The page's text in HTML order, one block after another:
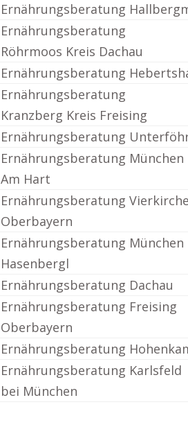
Ernährungsberatung
Ernährungsberatung
Röhrmoos Kreis Dachau
Ernährungsberatung
Ernährungsberatung
Kranzberg Kreis Freising
Ernährungsberatung
Ernährungsberatung München
Am Hart
Ernährungsberatung
Oberbayern
Ernährungsberatung München
Hasenbergl
Ernährungsberatung Dachau
Ernährungsberatung Freising
Oberbayern
Ernährungsberatung
Ernährungsberatung Karlsfeld
bei München